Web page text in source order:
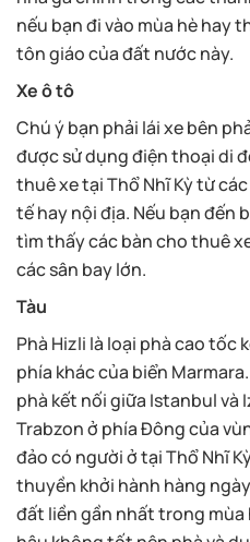
nếu bạn đi vào mùa hè hay
tôn giáo của đất nước này.
Chú ý bạn phải lái xe bên
được sử dụng điện thoại di
thuê xe tại Thổ Nhĩ Kỳ từ
tế hay nội địa. Nếu bạn đến
tìm thấy các bàn cho thuê
các sân bay lớn.
Phà Hizli là loại phà cao tốc
phía khác của biển
phà kết nối giữa Istanbul và
Trabzon ở phía Đông của
đảo có người ở tại Thổ Nhĩ
thuyền khởi hành hàng
đất liền gần nhất trong mùa
hậu không tốt nên phà và